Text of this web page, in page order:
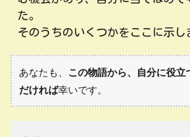
た。
そのうちのいくつかをここに示し
あなたも、 この物語から、自分に役
だければ幸いです。